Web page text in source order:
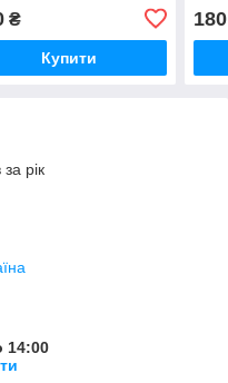
₴
Купити
180
рік
14:00